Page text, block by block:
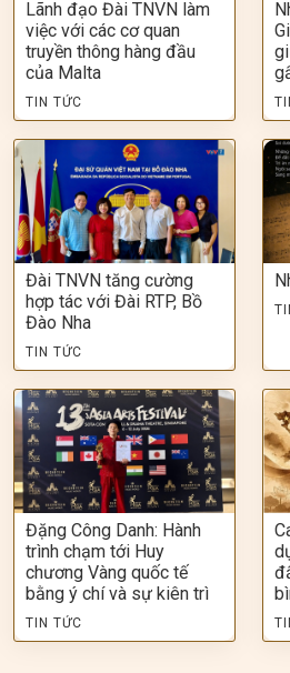
Lãnh đạo Đài TNVN làm
việc với các cơ quan
truyền thông hàng đầu
của Malta
TIN TỨC
Đài TNVN tăng cường
hợp tác với Đài RTP, Bồ
Đào Nha
TIN TỨC
Đặng Công Danh: Hành
trình chạm tới Huy
chương Vàng quốc tế
bằng ý chí và sự kiên trì
TIN TỨC